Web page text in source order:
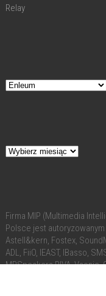
Relay
Kategorie
Archiwa
Firma MIP (Multimedia
Polsce jest
Astell&kern, Fostex,
ADL, FiiO, IEAST, IBasso,
MRSpeakers,RIVA, Vsonic,